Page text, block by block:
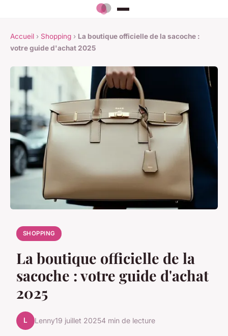
Accueil › Shopping › La boutique officielle de la sacoche :
votre guide d'achat 2025
SHOPPING
La boutique officielle de la
sacoche : votre guide d'achat
2025
L Lenny19 juillet 20254 min de lecture